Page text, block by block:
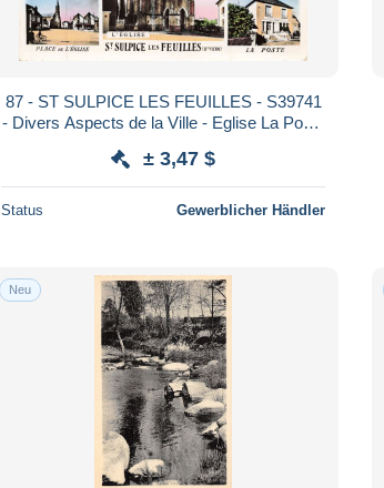
87 - ST SULPICE LES FEUILLES - S39741
- Divers Aspects de la Ville - Eglise La Poste
± 3,47 $
Status Gewerblicher Händler
Neu